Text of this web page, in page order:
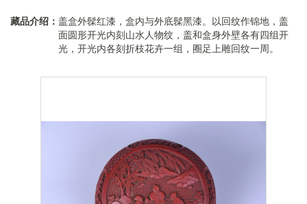
志愿报名
藏品介绍： 盖盒外髹红漆，盒内与外底髹黑漆。以回纹作锦地，盖
面圆形开光内刻山水人物纹，盖和盒身外壁各有四组开
光，开光内各刻折枝花卉一组，圈足上雕回纹一周。